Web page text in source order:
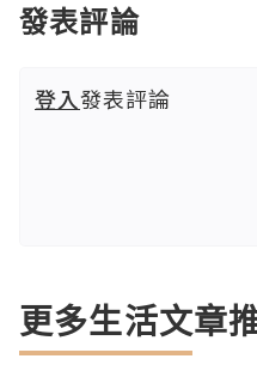
發表評論
登入發表評論
更多生活文章